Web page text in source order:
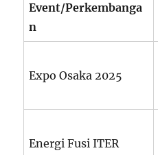
Event/Perkembanga
n
Expo Osaka 2025
Energi Fusi ITER